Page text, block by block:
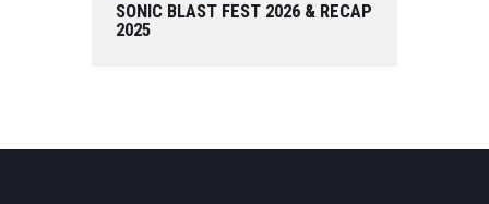
SONIC BLAST FEST 2026 & RECAP
2025